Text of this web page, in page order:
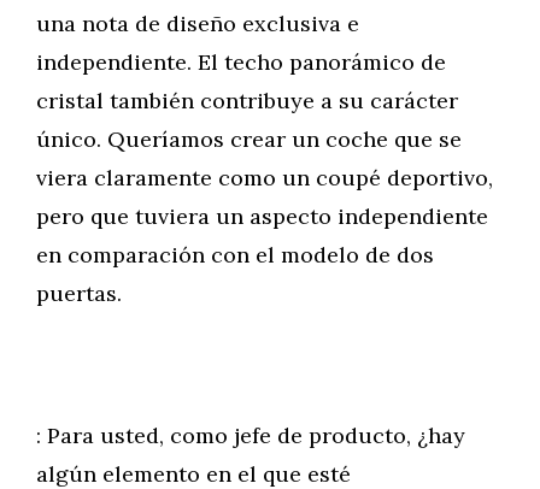
una nota de diseño exclusiva e
independiente. El techo panorámico de
cristal también contribuye a su carácter
único. Queríamos crear un coche que se
viera claramente como un coupé deportivo,
pero que tuviera un aspecto independiente
en comparación con el modelo de dos
puertas.
: Para usted, como jefe de producto, ¿hay
algún elemento en el que esté